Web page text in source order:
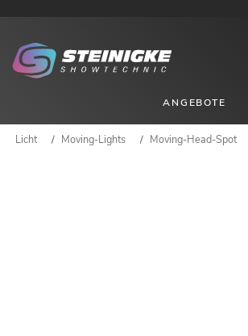
ANGEBOTE
Licht / Moving-Lights / Moving-Head-Spot